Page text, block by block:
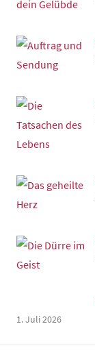
1. Juli 2026